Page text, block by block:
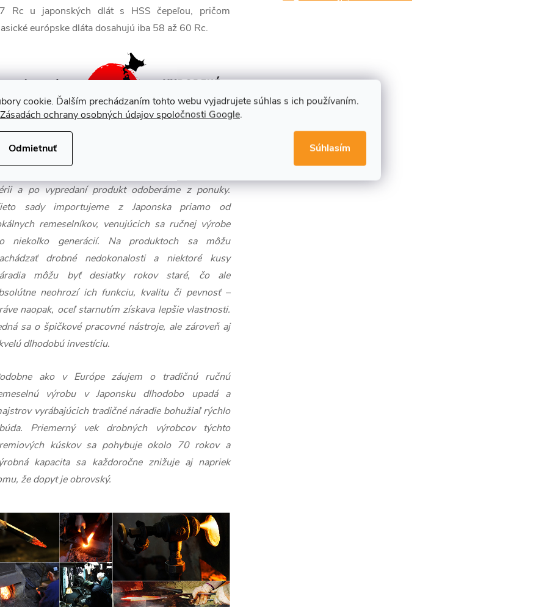
cookie. Ďalším prechádzaním tohto webu vyjadrujete súhlas s ich používaním.
Zásadách ochrany osobných údajov spoločnosti Google.
Odmietnuť Súhlasím
Rc u japonských dlát s HSS čepeľou, pričom
európske dláta dosahujú iba 58 až 60 Rc.
Väčšina unikátnych japonských sád v našej ponuke je
a po vypredaní produkt odoberáme z ponuky.
sady importujeme z Japonska priamo od
remeselníkov, venujúcich sa ručnej výrobe
niekoľko generácií. Na produktoch sa môžu
drobné nedokonalosti a niektoré kusy
môžu byť desiatky rokov staré, čo ale
neohrozí ich funkciu, kvalitu či pevnosť –
naopak, oceľ starnutím získava lepšie vlastnosti.
sa o špičkové pracovné nástroje, ale zároveň aj
dlhodobú investíciu.
ako v Európe záujem o tradičnú ručnú
výrobu v Japonsku dlhodobo upadá a
vyrábajúcich tradičné náradie bohužiaľ rýchlo
Priemerný vek drobných výrobcov týchto
kúskov sa pohybuje okolo 70 rokov a
kapacita sa každoročne znižuje aj napriek
že dopyt je obrovský.